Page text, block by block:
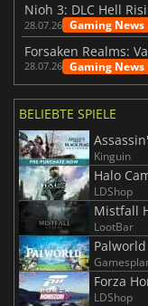
Nioh 3: DLC Hell
28.07.26 Gaming News
28.07.26 Gaming News
BELIEBTE SPIELE
Kinguin
Halo
LDShop
Mistfall
LootBar
Palworld
Forza
LDShop